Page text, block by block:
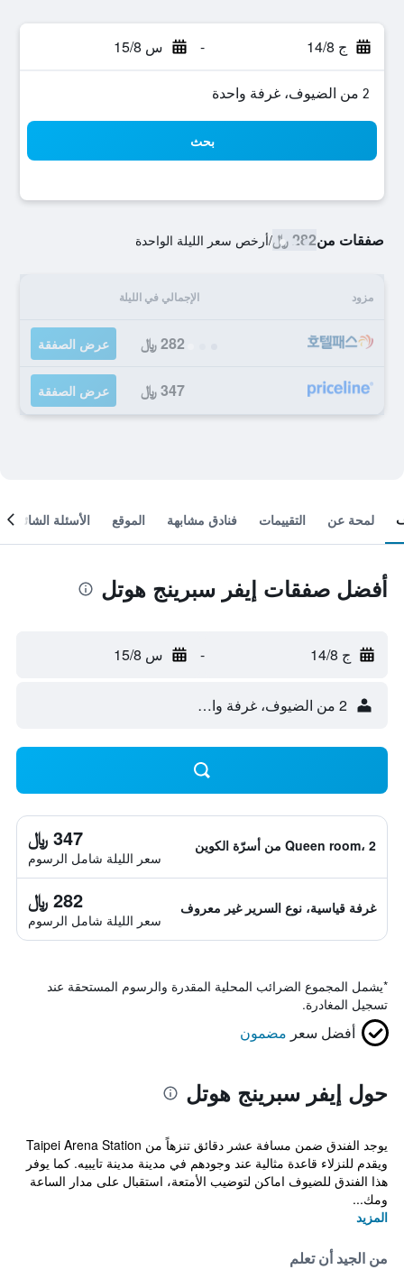
ج 14/8 - س 15/8
2 من الضيوف، غرفة واحدة
بحث
صفقات من282 ﷼ /أرخص سعر الليلة الواحدة
مزود الإجمالي في الليلة
282 ﷼ عرض الصفقة
347 ﷼ عرض الصفقة
لمحة عن التقييمات فنادق مشابهة الموقع الأسئلة الشائعة
أفضل صفقات إيفر سبرينج هوتل
ج 14/8 - س 15/8
2 من الضيوف، غرفة واحدة
Queen room، 2 من أسرّة الكوين 347 ﷼
سعر الليلة شامل الرسوم
غرفة قياسية، نوع السرير غير معروف 282 ﷼
سعر الليلة شامل الرسوم
*يشمل المجموع الضرائب المحلية المقدرة والرسوم المستحقة عند
تسجيل المغادرة.
أفضل سعر مضمون
حول إيفر سبرينج هوتل
يوجد الفندق ضمن مسافة عشر دقائق تنزهاً من Taipei Arena Station
ويقدم للنزلاء قاعدة مثالية عند وجودهم في مدينة مدينة تايبيه. كما يوفر
هذا الفندق للضيوف اماكن لتوضيب الأمتعة، استقبال على مدار الساعة
ومك...
المزيد
من الجيد أن تعلم